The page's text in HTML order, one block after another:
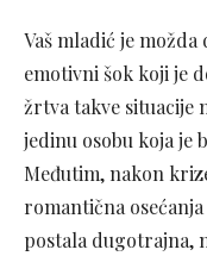
Vaš mladić je
emotivni šok koji je
žrtva takve situacije
jedinu osobu koja je
Međutim, nakon
romantična
postala dugotrajna,